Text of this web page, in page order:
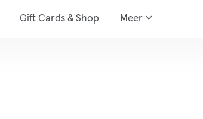
Gift Cards & Shop Meer